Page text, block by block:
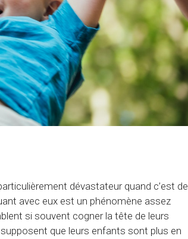
dévastateur quand c’est de
avec eux est un phénomène assez
si souvent cogner la tête de leurs
que leurs enfants sont plus en